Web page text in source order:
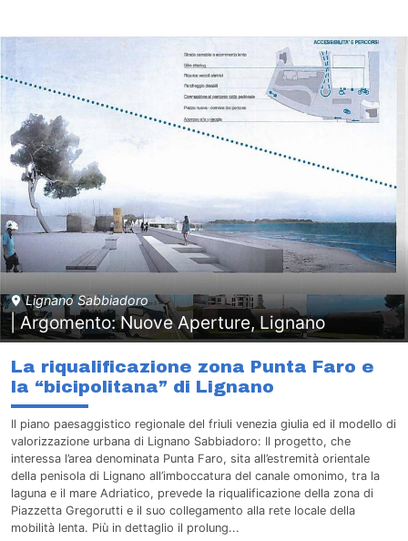
Lignano Sabbiadoro
| Argomento: Nuove Aperture, Lignano
La riqualificazione zona Punta Faro e
la “bicipolitana” di Lignano
Il piano paesaggistico regionale del friuli venezia giulia ed il modello di
valorizzazione urbana di Lignano Sabbiadoro: Il progetto, che
interessa l’area denominata Punta Faro, sita all’estremità orientale
della penisola di Lignano all’imboccatura del canale omonimo, tra la
laguna e il mare Adriatico, prevede la riqualificazione della zona di
Piazzetta Gregorutti e il suo collegamento alla rete locale della
mobilità lenta. Più in dettaglio il prolung...